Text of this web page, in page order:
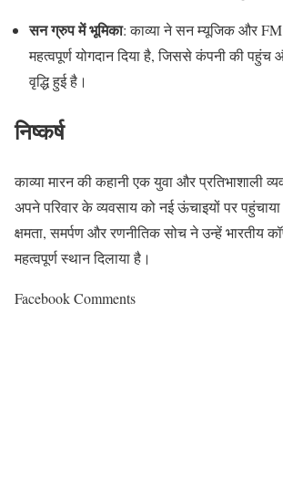
सन ग्रुप में भूमिका:काव्या ने सन म्यूजिक और
महत्वपूर्ण योगदान दिया है, जिससे कंपनी की पहुंच
वृद्धि हुई है।
निष्कर्ष
काव्या मारन की कहानी एक युवा और प्रतिभाशाली
अपने परिवार के व्यवसाय को नई ऊंचाइयों पर
क्षमता, समर्पण और रणनीतिक सोच ने उन्हें भारतीय
महत्वपूर्ण स्थान दिलाया है।
Facebook Comments